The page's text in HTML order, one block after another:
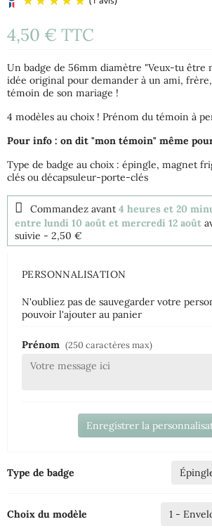
4,50 € TTC
Un badge de 56mm diamètre "Veux-tu être
idée original pour demander à un ami,
témoin de son mariage !
4 modèles au choix ! Prénom du témoin à
Pour info : on dit "mon témoin" même
Type de badge au choix : épingle, magnet
clés ou décapsuleur-porte-clés
Commandez avant 4 heures et 20
entre lundi 10 août et mercredi 12 août
suivie - 2,50 €
PERSONNALISATION
N'oubliez pas de sauvegarder votre
pouvoir l'ajouter au panier
Prénom (250 caractères max)
Enregistrer la
Type de badge
Choix du modèle